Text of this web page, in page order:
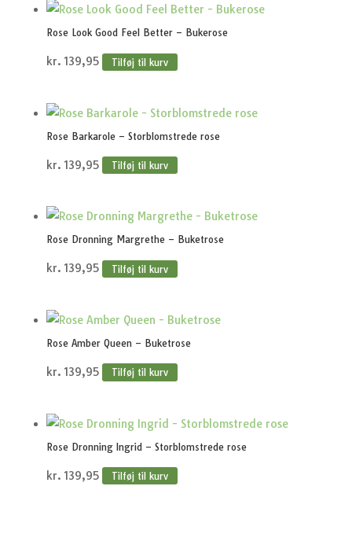
Rose Look Good Feel Better – Bukerose
kr. 139,95 Tilføj til kurv
Rose Barkarole – Storblomstrede rose
kr. 139,95 Tilføj til kurv
Rose Dronning Margrethe – Buketrose
kr. 139,95 Tilføj til kurv
Rose Amber Queen – Buketrose
kr. 139,95 Tilføj til kurv
Rose Dronning Ingrid – Storblomstrede rose
kr. 139,95 Tilføj til kurv